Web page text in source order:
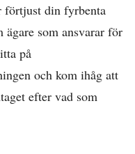
förtjust din fyrbenta
som ansvarar för
på
och kom ihåg att
efter vad som